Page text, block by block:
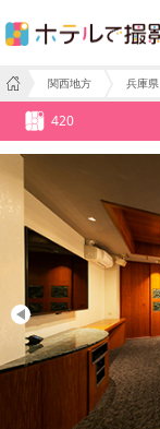
関西地方 兵庫県
420